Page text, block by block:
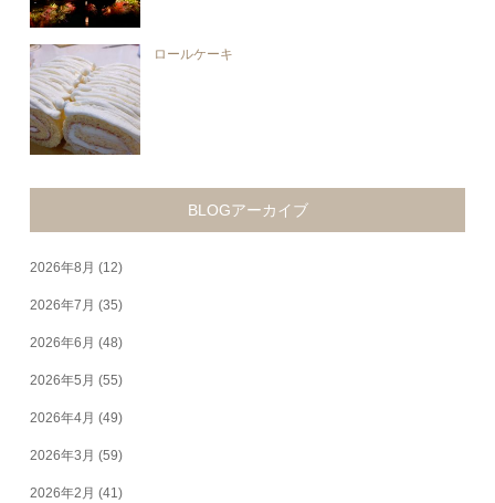
ロールケーキ
BLOGアーカイブ
2026年8月 (12)
2026年7月 (35)
2026年6月 (48)
2026年5月 (55)
2026年4月 (49)
2026年3月 (59)
2026年2月 (41)